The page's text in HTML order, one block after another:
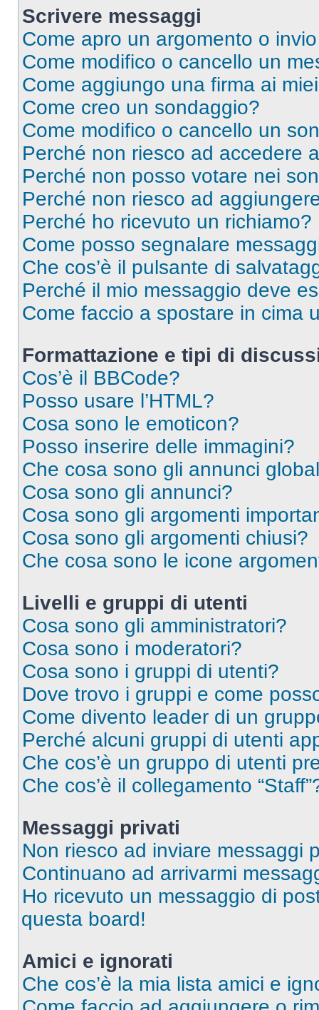
Scrivere messaggi
Come apro un argomento o
Come modifico o cancello un
Come aggiungo una firma ai
Come creo un sondaggio?
Come modifico o cancello un
Perché non riesco ad accedere
Perché non posso votare nei
Perché non riesco ad
Perché ho ricevuto un richiamo?
Come posso segnalare
Che cos’è il pulsante di
Perché il mio messaggio deve
Come faccio a spostare in cima
Formattazione e tipi di
Cos’è il BBCode?
Posso usare l’HTML?
Cosa sono le emoticon?
Posso inserire delle immagini?
Che cosa sono gli annunci
Cosa sono gli annunci?
Cosa sono gli argomenti
Cosa sono gli argomenti chiusi?
Che cosa sono le icone
Livelli e gruppi di utenti
Cosa sono gli amministratori?
Cosa sono i moderatori?
Cosa sono i gruppi di utenti?
Dove trovo i gruppi e come
Come divento leader di un
Perché alcuni gruppi di utenti
Che cos’è un gruppo di utenti
Che cos’è il collegamento
Messaggi privati
Non riesco ad inviare messaggi
Continuano ad arrivarmi
Ho ricevuto un messaggio di
questa board!
Amici e ignorati
Che cos’è la mia lista amici e